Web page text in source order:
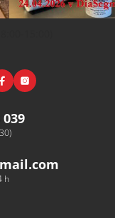
15:00)
Instagram
039
h